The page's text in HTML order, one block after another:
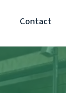
Contact